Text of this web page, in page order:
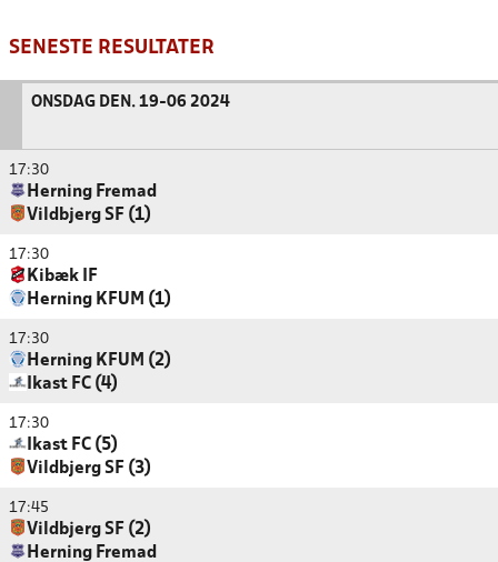
SENESTE RESULTATER
ONSDAG DEN. 19-06 2024
17:30
Herning Fremad
Vildbjerg SF (1)
17:30
Kibæk IF
Herning KFUM (1)
17:30
Herning KFUM (2)
Ikast FC (4)
17:30
Ikast FC (5)
Vildbjerg SF (3)
17:45
Vildbjerg SF (2)
Herning Fremad